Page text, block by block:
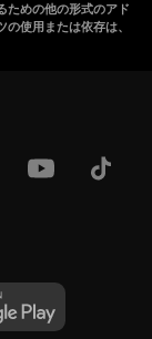
ための他の形式のアド
使用または依存は、